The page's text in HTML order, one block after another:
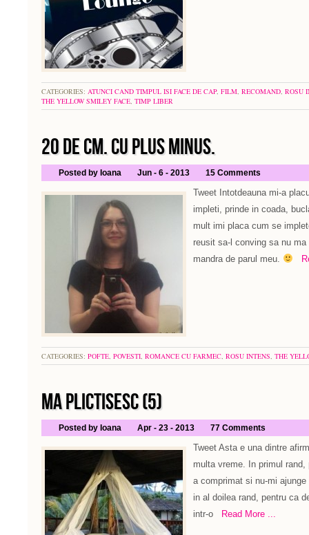
CATEGORIES: ATUNCI CAND TIMPUL ISI FACE DE CAP, FILM, RECOMAND, ROSU
THE YELLOW SMILEY FACE, TIMP LIBER
20 DE CM. CU PLUS MINUS.
Posted by Ioana Jun - 6 - 2013 15 Comments
Tweet Intotdeauna mi-a
impleti, prinde in coada,
mult imi placa cum se
reusit sa-l conving sa nu
mandra de parul meu.
CATEGORIES: POFTE, POVESTI, ROMANCE CU FARMEC, ROSU INTENS, THE
MA PLICTISESC (5)
Posted by Ioana Apr - 23 - 2013 77 Comments
Tweet Asta e una dintre
multa vreme. In primul
a comprimat si nu-mi
in al doilea rand, pentru ca
intr-o Read More ...